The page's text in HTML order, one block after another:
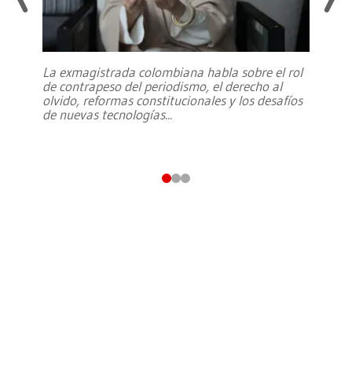
La exmagistrada colombiana habla sobre el rol
de contrapeso del periodismo, el derecho al
olvido, reformas constitucionales y los desafíos
de nuevas tecnologías...